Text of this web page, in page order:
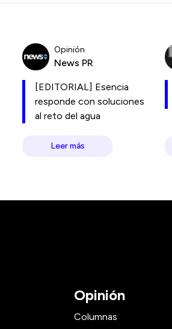
Opinión
News PR
[EDITORIAL] Esencia
responde con soluciones
al reto del agua
Leer más
Opinión
Columnas